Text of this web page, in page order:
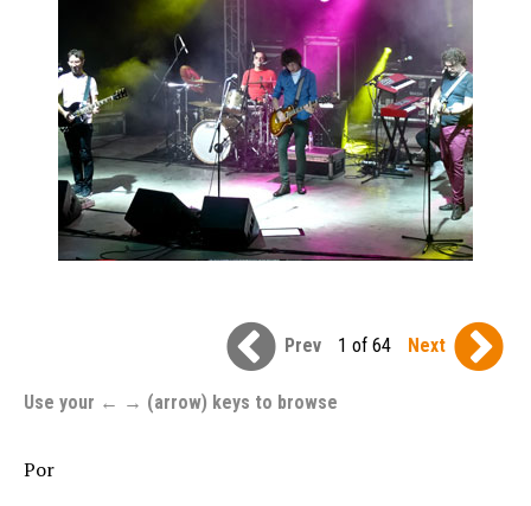
Prev 1 of 64 Next
Use your ← → (arrow) keys to browse
Por